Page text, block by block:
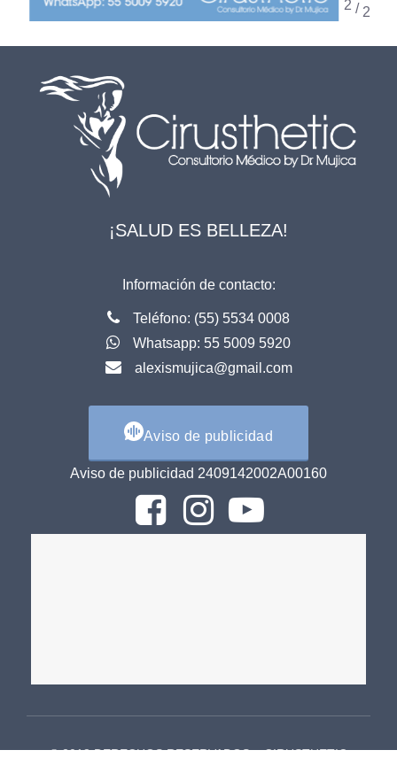
/
¡SALUD ES BELLEZA!
Información de contacto:
Teléfono: (55) 5534 0008
Whatsapp: 55 5009 5920
alexismujica@gmail.com
Aviso de publicidad
Aviso de publicidad 2409142002A00160
© 2018 DERECHOS RESERVADOS – CIRUSTHETIC